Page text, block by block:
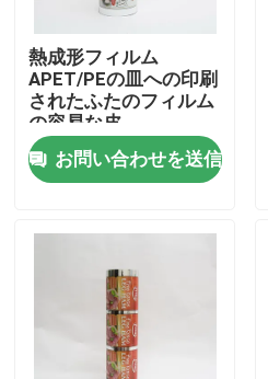
品質管理
お問い合わせ
ニュース
すべての場合
食品包装袋
コーヒー包装袋
熱成形フィルム
APET/PEの皿への印刷
されたふたのフィルム
の容易な皮
PET/VMPET/PEシール
お問い合わせを送信